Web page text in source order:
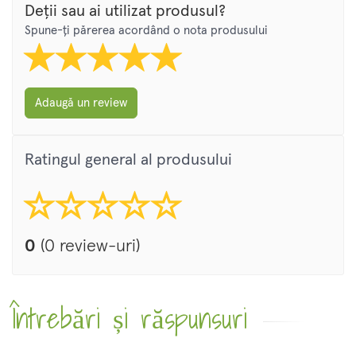
Deții sau ai utilizat produsul?
Spune-ți părerea acordând o nota produsului
Adaugă un review
Ratingul general al produsului
0 (0 review-uri)
Întrebări și răspunsuri